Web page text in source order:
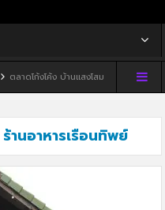
ตลาดโก้งโค้ง บ้านแสงโสม ทิวผาคาเฟ่
ร้านอาหารเรือนทิพย์